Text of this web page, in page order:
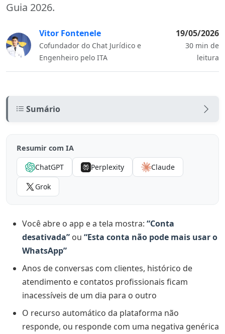
Guia 2026.
Vitor Fontenele
Cofundador do Chat Jurídico e
Engenheiro pelo ITA
19/05/2026
30 min de
leitura
Sumário
Antes de tudo: entenda o tipo de bloqueio
Compare as três telas (simulador)
Comercial Chat Jurídico
Conectar-se à Plataforma do WhatsApp Business
Conectar-se à Plataforma do WhatsApp Business
Deseja compartilhar o histórico de conversas?
Sua conta está restringida no momento
Esta conta não pode maisusar o WhatsApp
Resumir com IA
ChatGPT
Perplexity Claude
Grok
Você abre o app e a tela mostra: “Conta
desativada” ou “Esta conta não pode mais usar o
WhatsApp”
Anos de conversas com clientes, histórico de
atendimento e contatos profissionais ficam
inacessíveis de um dia para o outro
O recurso automático da plataforma não
responde, ou responde com uma negativa genérica